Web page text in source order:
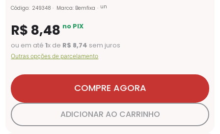
Código: 249348 Marca: Bemfixa un
R$ 8,48 no PIX
ou em até1x de R$ 8,74 sem juros
Outras opções de parcelamento
COMPRE AGORA
ADICIONAR AO CARRINHO